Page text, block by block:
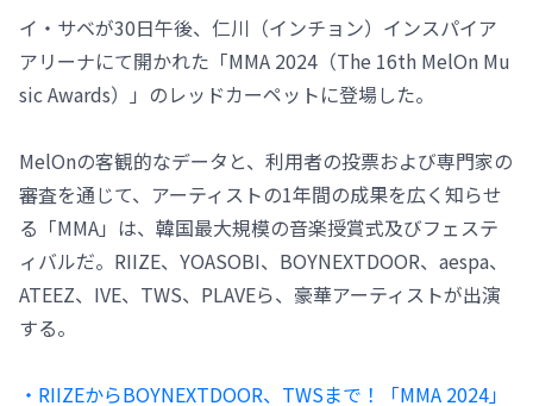
イ・サベが30日午後、仁川（インチョン）インスパイア
アリーナにて開かれた「MMA 2024（The 16th MelOn Mu
sic Awards）」のレッドカーペットに登場した。
MelOnの客観的なデータと、利用者の投票および専門家の
審査を通じて、アーティストの1年間の成果を広く知らせ
る「MMA」は、韓国最大規模の音楽授賞式及びフェステ
ィバルだ。RIIZE、YOASOBI、BOYNEXTDOOR、aespa、
ATEEZ、IVE、TWS、PLAVEら、豪華アーティストが出演
する。
・RIIZEからBOYNEXTDOOR、TWSまで！「MMA 2024」